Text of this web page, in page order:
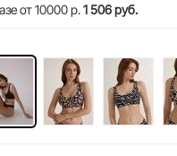
от 10000 р.1 506 руб.